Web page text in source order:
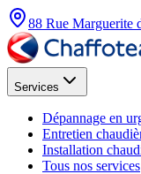
88 Rue Marguerite
Services
Dépannage en
Entretien
Installation
Tous nos services